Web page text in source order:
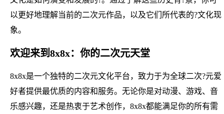
以更好地理解当前的二次元作品，以及它们所代表的?文化现
象。
欢迎来到8x8x：你的二次元天堂
8x8x是一个独特的二次元文化平台，致力于为全球二次?元爱
好者提供最优质的内容和服务。无论你是对动漫、游戏、音
乐感兴趣，还是热衷于艺术创作，8x8x都能满足你的所有需